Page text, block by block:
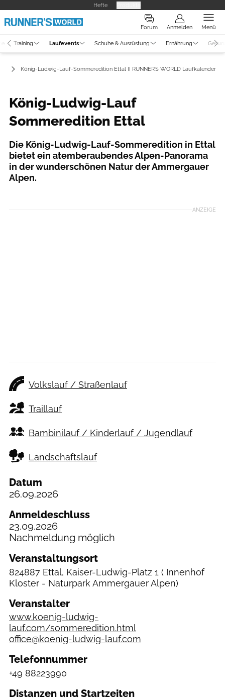
Hefte
Forum Anmelden Menü
Training Laufevents Schuhe & Ausrüstung Ernährung
König-Ludwig-Lauf-Sommeredition Ettal II RUNNER’S WORLD Laufkalender
König-Ludwig-Lauf
Sommeredition Ettal
Die König-Ludwig-Lauf-Sommeredition in Ettal
bietet ein atemberaubendes Alpen-Panorama
in der wunderschönen Natur der Ammergauer
Alpen.
ANZEIGE
Volkslauf / Straßenlauf
Traillauf
Bambinilauf / Kinderlauf / Jugendlauf
Landschaftslauf
Datum
26.09.2026
Anmeldeschluss
23.09.2026
Nachmeldung möglich
Veranstaltungsort
824887 Ettal, Kaiser-Ludwig-Platz 1 ( Innenhof
Kloster - Naturpark Ammergauer Alpen)
Veranstalter
www.koenig-ludwig-
lauf.com/sommeredition.html
office@koenig-ludwig-lauf.com
Telefonnummer
+49 88223990
Distanzen und Startzeiten